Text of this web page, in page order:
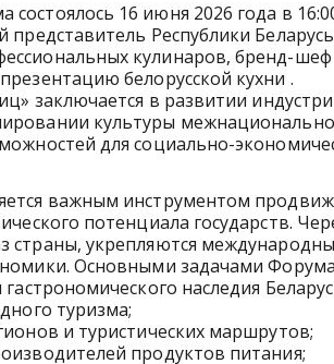
16 июня 2026 года в
Республики
кулинаров, бренд-
белорусской кухни .
заключается в развитии
культуры
для социально-
важным инструментом
потенциала государств.
страны, укрепляются
Основными задачами
наследия
туризма;
и туристических маршрутов;
продуктов питания;